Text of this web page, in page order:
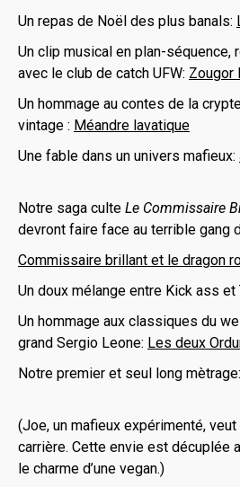
Un repas de Noël des plus banals:
Un clip musical en plan-séquence,
avec le club de catch UFW: Zougor
Un hommage au contes de la
vintage : Méandre lavatique
Une fable dans un univers mafieux:
Notre saga culte Le Commissaire
devront faire face au terrible gang
Commissaire brillant et le dragon
Un doux mélange entre Kick ass et
Un hommage aux classiques du
grand Sergio Leone: Les deux
Notre premier et seul long mètrage:
(Joe, un mafieux expérimenté,
carrière. Cette envie est décuplée
le charme d’une vegan.)